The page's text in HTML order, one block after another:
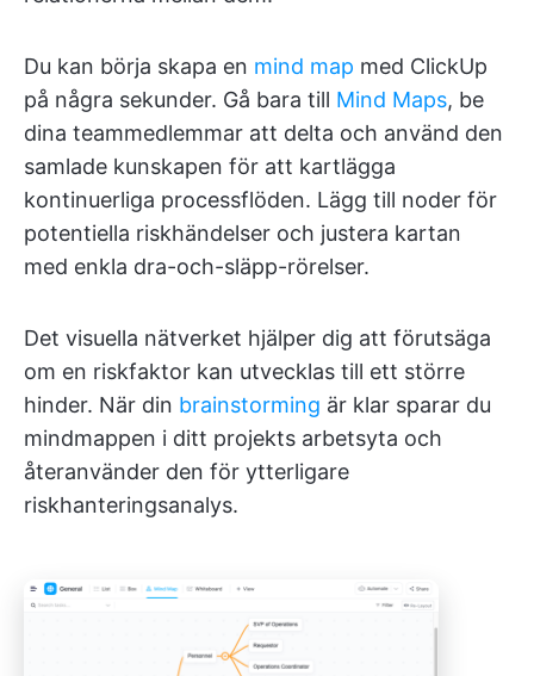
Du kan börja skapa en mind map med ClickUp
på några sekunder. Gå bara till Mind Maps, be
dina teammedlemmar att delta och använd den
samlade kunskapen för att kartlägga
kontinuerliga processflöden. Lägg till noder för
potentiella riskhändelser och justera kartan
med enkla dra-och-släpp-rörelser.
Det visuella nätverket hjälper dig att förutsäga
om en riskfaktor kan utvecklas till ett större
hinder. När din brainstorming är klar sparar du
mindmappen i ditt projekts arbetsyta och
återanvänder den för ytterligare
riskhanteringsanalys.